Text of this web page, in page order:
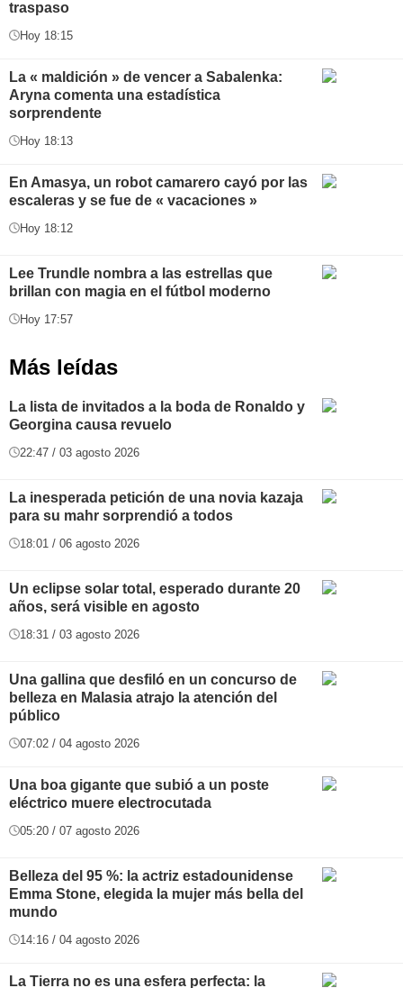
traspaso
Hoy 18:15
La « maldición » de vencer a Sabalenka:
Aryna comenta una estadística
sorprendente
Hoy 18:13
En Amasya, un robot camarero cayó por las
escaleras y se fue de « vacaciones »
Hoy 18:12
Lee Trundle nombra a las estrellas que
brillan con magia en el fútbol moderno
Hoy 17:57
Más leídas
La lista de invitados a la boda de Ronaldo y
Georgina causa revuelo
22:47 / 03 agosto 2026
La inesperada petición de una novia kazaja
para su mahr sorprendió a todos
18:01 / 06 agosto 2026
Un eclipse solar total, esperado durante 20
años, será visible en agosto
18:31 / 03 agosto 2026
Una gallina que desfiló en un concurso de
belleza en Malasia atrajo la atención del
público
07:02 / 04 agosto 2026
Una boa gigante que subió a un poste
eléctrico muere electrocutada
05:20 / 07 agosto 2026
Belleza del 95 %: la actriz estadounidense
Emma Stone, elegida la mujer más bella del
mundo
14:16 / 04 agosto 2026
La Tierra no es una esfera perfecta: la